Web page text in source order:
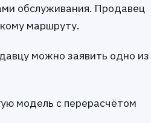
обслуживания. Продавец
маршруту.
можно заявить одно из
модель с перерасчётом